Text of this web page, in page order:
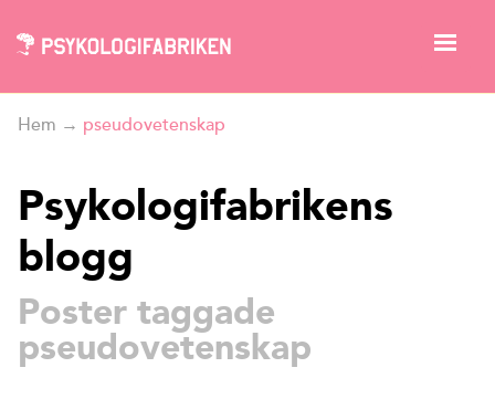
Hem → pseudovetenskap
Psykologifabrikens
blogg
Poster taggade
pseudovetenskap